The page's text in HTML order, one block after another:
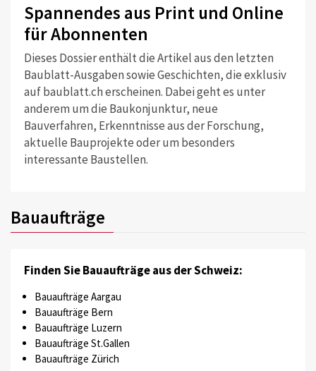
Spannendes aus Print und Online
für Abonnenten
Dieses Dossier enthält die Artikel aus den letzten
Baublatt-Ausgaben sowie Geschichten, die exklusiv
auf baublatt.ch erscheinen. Dabei geht es unter
anderem um die Baukonjunktur, neue
Bauverfahren, Erkenntnisse aus der Forschung,
aktuelle Bauprojekte oder um besonders
interessante Baustellen.
Bauaufträge
Finden Sie Bauaufträge aus der Schweiz:
Bauaufträge Aargau
Bauaufträge Bern
Bauaufträge Luzern
Bauaufträge St.Gallen
Bauaufträge Zürich